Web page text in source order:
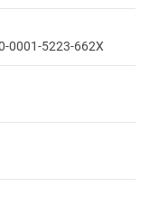
0001-5223-662X